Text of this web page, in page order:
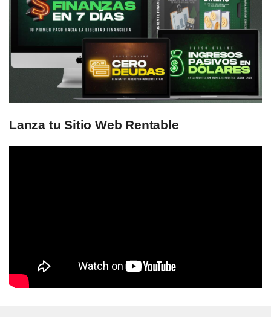
Lanza tu Sitio Web Rentable